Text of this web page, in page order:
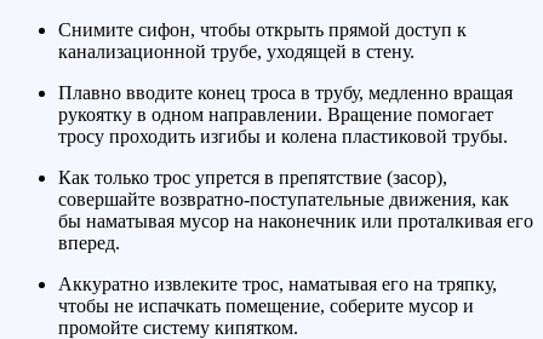
Снимите сифон, чтобы открыть прямой доступ к
канализационной трубе, уходящей в стену.
Плавно вводите конец троса в трубу, медленно вращая
рукоятку в одном направлении. Вращение помогает
тросу проходить изгибы и колена пластиковой трубы.
Как только трос упрется в препятствие (засор),
совершайте возвратно-поступательные движения, как
бы наматывая мусор на наконечник или проталкивая его
вперед.
Аккуратно извлеките трос, наматывая его на тряпку,
чтобы не испачкать помещение, соберите мусор и
промойте систему кипятком.